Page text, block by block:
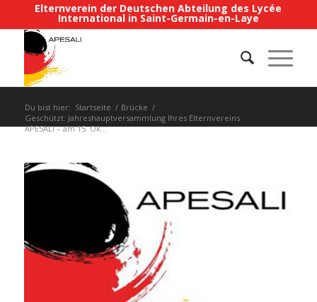
Elternverein der Deutschen Abteilung des Lycée
International in Saint-Germain-en-Laye
Du bist hier: Startseite / Brücke /
Geschützt: Jahreshauptversammlung Ihres Elternvereins
APESALI – am 15. Ok...